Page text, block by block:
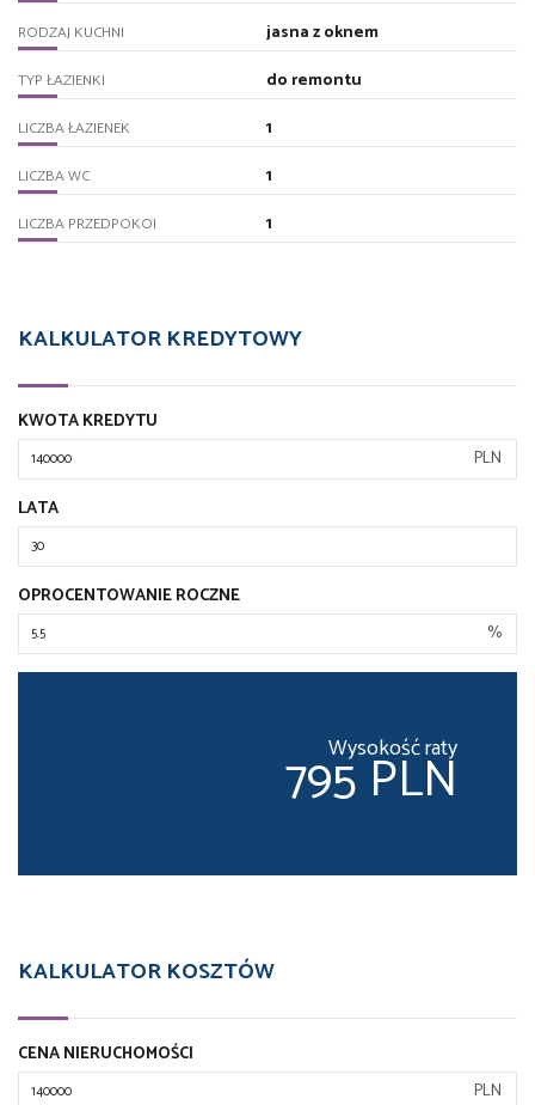
RODZAJ KUCHNI jasna z oknem
TYP ŁAZIENKI do remontu
LICZBA ŁAZIENEK 1
LICZBA WC 1
LICZBA PRZEDPOKOI 1
KALKULATOR KREDYTOWY
KWOTA KREDYTU
PLN
LATA
OPROCENTOWANIE ROCZNE
%
Wysokość raty
795 PLN
KALKULATOR KOSZTÓW
CENA NIERUCHOMOŚCI
PLN